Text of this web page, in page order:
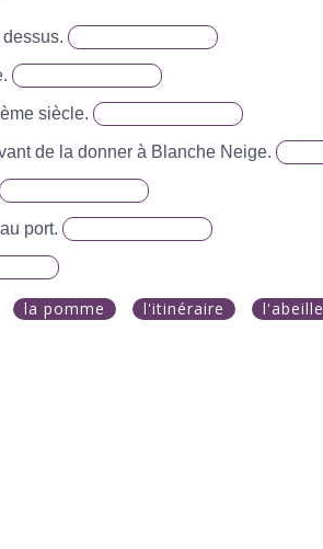
siècle.
de la donner à Blanche Neige.
port.
la pomme l'itinéraire l'abeille